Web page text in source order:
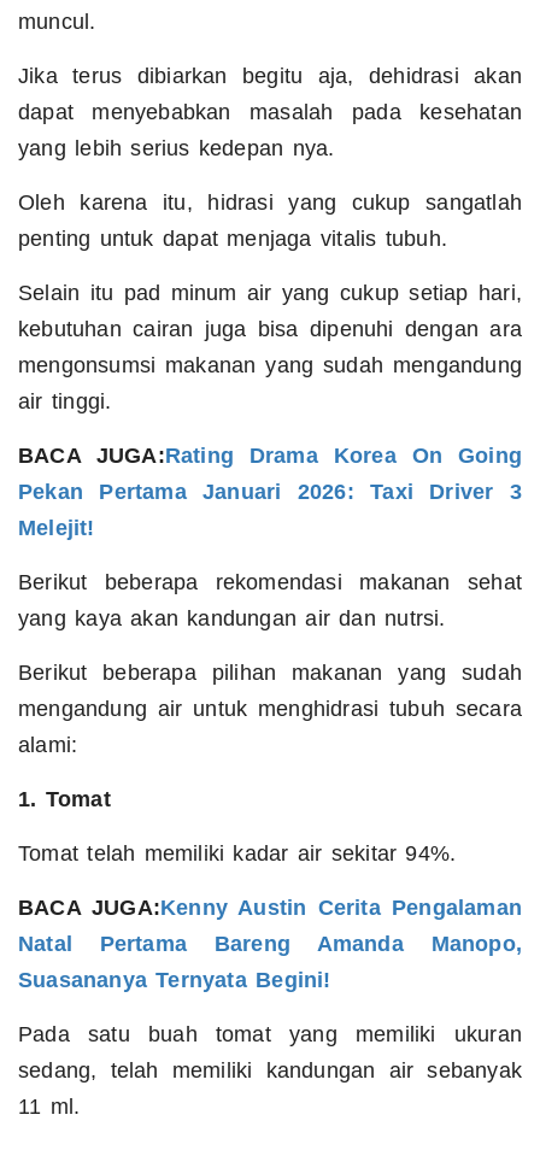
muncul.
Jika terus dibiarkan begitu aja, dehidrasi akan
dapat menyebabkan masalah pada kesehatan
yang lebih serius kedepan nya.
Oleh karena itu, hidrasi yang cukup sangatlah
penting untuk dapat menjaga vitalis tubuh.
Selain itu pad minum air yang cukup setiap hari,
kebutuhan cairan juga bisa dipenuhi dengan ara
mengonsumsi makanan yang sudah mengandung
air tinggi.
BACA JUGA:Rating Drama Korea On Going
Pekan Pertama Januari 2026: Taxi Driver 3
Melejit!
Berikut beberapa rekomendasi makanan sehat
yang kaya akan kandungan air dan nutrsi.
Berikut beberapa pilihan makanan yang sudah
mengandung air untuk menghidrasi tubuh secara
alami:
1. Tomat
Tomat telah memiliki kadar air sekitar 94%.
BACA JUGA:Kenny Austin Cerita Pengalaman
Natal Pertama Bareng Amanda Manopo,
Suasananya Ternyata Begini!
Pada satu buah tomat yang memiliki ukuran
sedang, telah memiliki kandungan air sebanyak
11 ml.